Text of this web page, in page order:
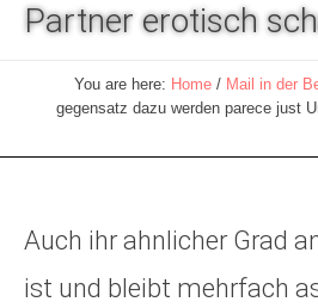
Partner erotisch
You are here: Home / Mail in der
gegensatz dazu werden parece just
Auch ihr ahnlicher Grad
ist und bleibt mehrfach